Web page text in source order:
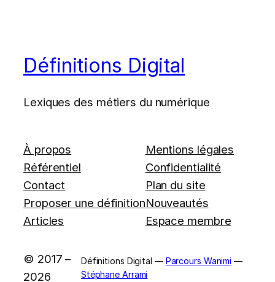
Définitions Digital
Lexiques des métiers du numérique
À propos
Référentiel
Contact
Proposer une définition
Articles
Mentions légales
Confidentialité
Plan du site
Nouveautés
Espace membre
© 2017 –
2026
Définitions Digital — Parcours Wanimi —
Stéphane Arrami